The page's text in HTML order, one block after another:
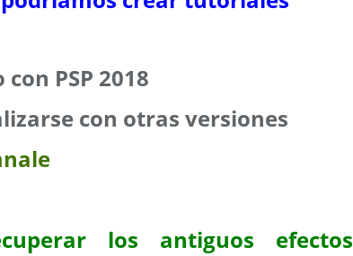
PSP 2018
con otras versiones
los antiguos efectos